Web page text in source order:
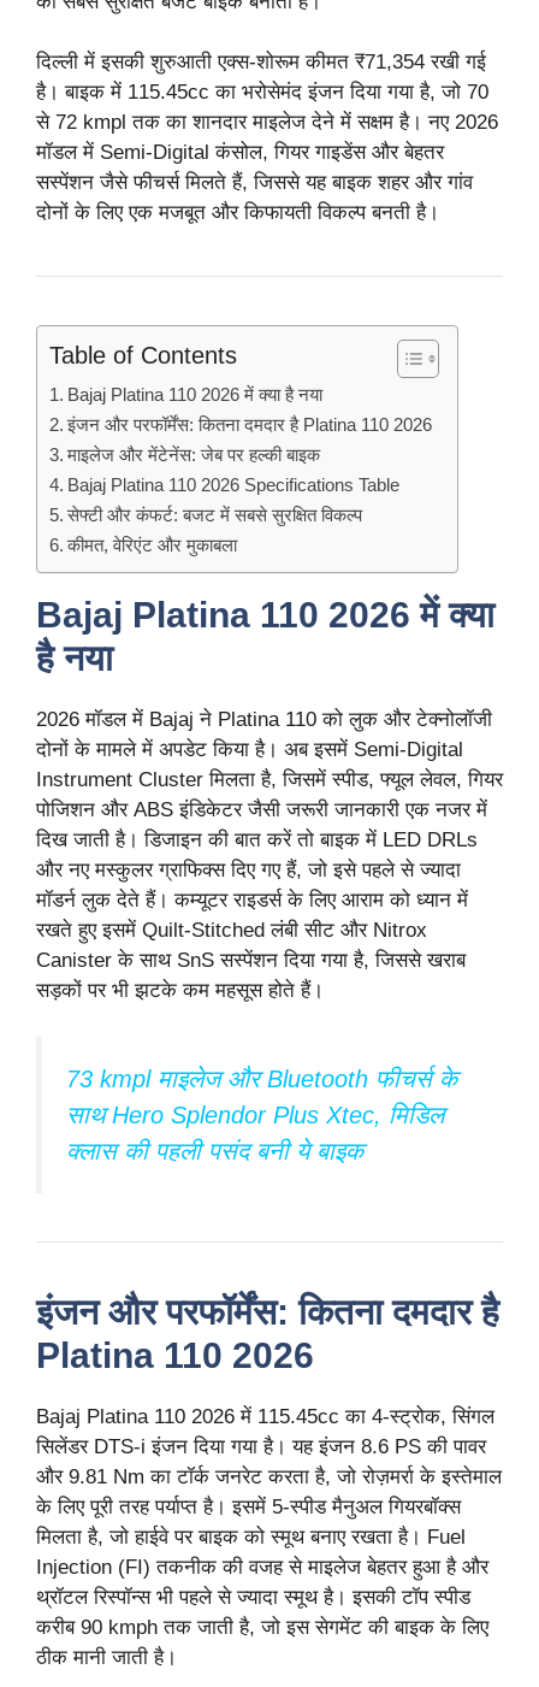
दिल्ली में इसकी शुरुआती एक्स-शोरूम कीमत ₹71,354 रखी गई
है। बाइक में 115.45cc का भरोसेमंद इंजन दिया गया है, जो 70
से 72 kmpl तक का शानदार माइलेज देने में सक्षम है। नए 2026
मॉडल में Semi-Digital कंसोल, गियर गाइडेंस और बेहतर
सस्पेंशन जैसे फीचर्स मिलते हैं, जिससे यह बाइक शहर और गांव
दोनों के लिए एक मजबूत और किफायती विकल्प बनती है।
Table of Contents
Bajaj Platina 110 2026 में क्या है नया
इंजन और परफॉर्मेंस: कितना दमदार है Platina 110 2026
माइलेज और मेंटेनेंस: जेब पर हल्की बाइक
Bajaj Platina 110 2026 Specifications Table
सेफ्टी और कंफर्ट: बजट में सबसे सुरक्षित विकल्प
कीमत, वेरिएंट और मुकाबला
Bajaj Platina 110 2026 में क्या
है नया
2026 मॉडल में Bajaj ने Platina 110 को लुक और टेक्नोलॉजी
दोनों के मामले में अपडेट किया है। अब इसमें Semi-Digital
Instrument Cluster मिलता है, जिसमें स्पीड, फ्यूल लेवल, गियर
पोजिशन और ABS इंडिकेटर जैसी जरूरी जानकारी एक नजर में
दिख जाती है। डिजाइन की बात करें तो बाइक में LED DRLs
और नए मस्कुलर ग्राफिक्स दिए गए हैं, जो इसे पहले से ज्यादा
मॉडर्न लुक देते हैं। कम्यूटर राइडर्स के लिए आराम को ध्यान में
रखते हुए इसमें Quilt-Stitched लंबी सीट और Nitrox
Canister के साथ SnS सस्पेंशन दिया गया है, जिससे खराब
सड़कों पर भी झटके कम महसूस होते हैं।
73 kmpl माइलेज और Bluetooth फीचर्स के
साथ Hero Splendor Plus Xtec, मिडिल
क्लास की पहली पसंद बनी ये बाइक
इंजन और परफॉर्मेंस: कितना दमदार है
Platina 110 2026
Bajaj Platina 110 2026 में 115.45cc का 4-स्ट्रोक, सिंगल
सिलेंडर DTS-i इंजन दिया गया है। यह इंजन 8.6 PS की पावर
और 9.81 Nm का टॉर्क जनरेट करता है, जो रोज़मर्रा के इस्तेमाल
के लिए पूरी तरह पर्याप्त है। इसमें 5-स्पीड मैनुअल गियरबॉक्स
मिलता है, जो हाईवे पर बाइक को स्मूथ बनाए रखता है। Fuel
Injection (FI) तकनीक की वजह से माइलेज बेहतर हुआ है और
थ्रॉटल रिस्पॉन्स भी पहले से ज्यादा स्मूथ है। इसकी टॉप स्पीड
करीब 90 kmph तक जाती है, जो इस सेगमेंट की बाइक के लिए
ठीक मानी जाती है।